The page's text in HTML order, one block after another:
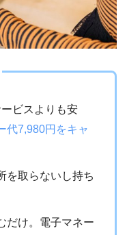
ビスよりも安
代7,980円をキャ
を取らないし持ち
だけ。電子マネー